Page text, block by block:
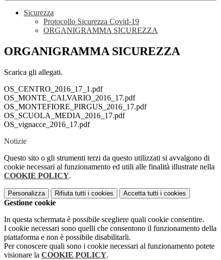
Sicurezza
Protocollo Sicurezza Covid-19
ORGANIGRAMMA SICUREZZA
ORGANIGRAMMA SICUREZZA
Scarica gli allegati.
OS_CENTRO_2016_17_1.pdf
OS_MONTE_CALVARIO_2016_17.pdf
OS_MONTEFIORE_PIRGUS_2016_17.pdf
OS_SCUOLA_MEDIA_2016_17.pdf
OS_vignacce_2016_17.pdf
Notizie
Questo sito o gli strumenti terzi da questo utilizzati si avvalgono di
cookie necessari al funzionamento ed utili alle finalità illustrate nella
COOKIE POLICY.
Personalizza Rifiuta tutti i cookies Accetta tutti i cookies
Gestione cookie
In questa schermata è possibile scegliere quali cookie consentire.
I cookie necessari sono quelli che consentono il funzionamento della
piattaforma e non è possibile disabilitarli.
Per conoscere quali sono i cookie necessari al funzionamento potete
visionare la COOKIE POLICY.